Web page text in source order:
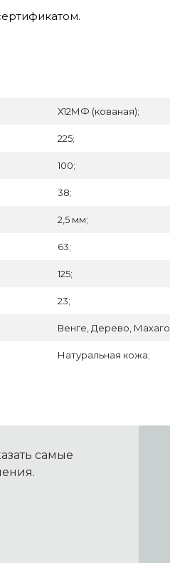
Х12МФ (кованая);
225;
100;
38;
2,5 мм;
63;
125;
23;
Венге, Дерево,
Натуральная кожа;
самые